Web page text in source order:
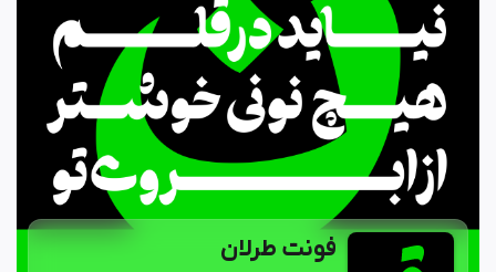
فونت طرلان